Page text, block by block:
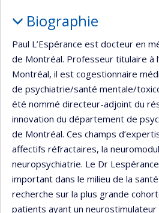
Biographie
Paul L’Espérance est docteur en
de Montréal. Professeur titulaire à
Montréal, il est cogestionnaire
de psychiatrie/santé mentale/
été nommé directeur-adjoint du
innovation du département de
de Montréal. Ces champs
affectifs réfractaires, la
neuropsychiatrie. Le Dr
important dans le milieu de la
recherche sur la plus grande
patients ayant un